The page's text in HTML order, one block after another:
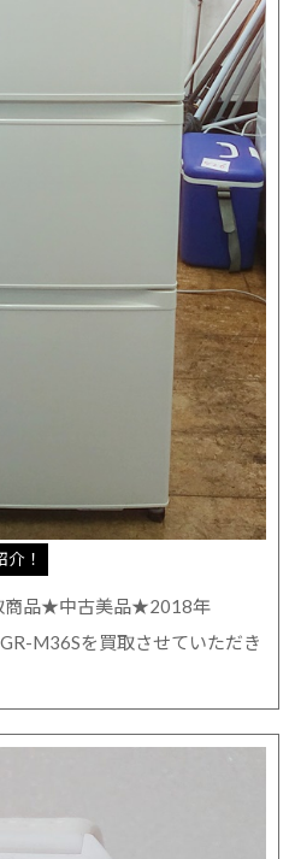
介！
商品★中古美品★2018年
M36Sを買取させていただき